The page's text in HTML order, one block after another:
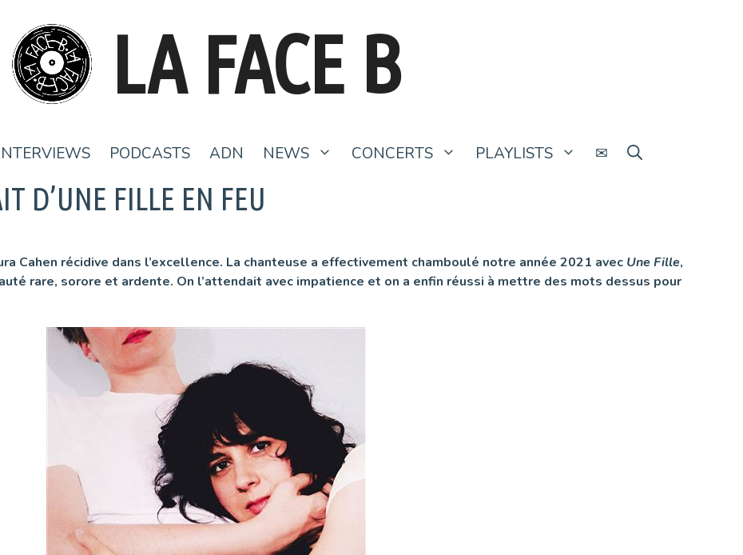
LA FACE B
PODCASTS ADN NEWS CONCERTS PLAYLISTS ✉
D’UNE FILLE EN FEU
Cahen récidive dans l’excellence. La chanteuse a effectivement chamboulé notre année 2021 avec Une Fille,
rare, sorore et ardente. On l’attendait avec impatience et on a enfin réussi à mettre des mots dessus pour